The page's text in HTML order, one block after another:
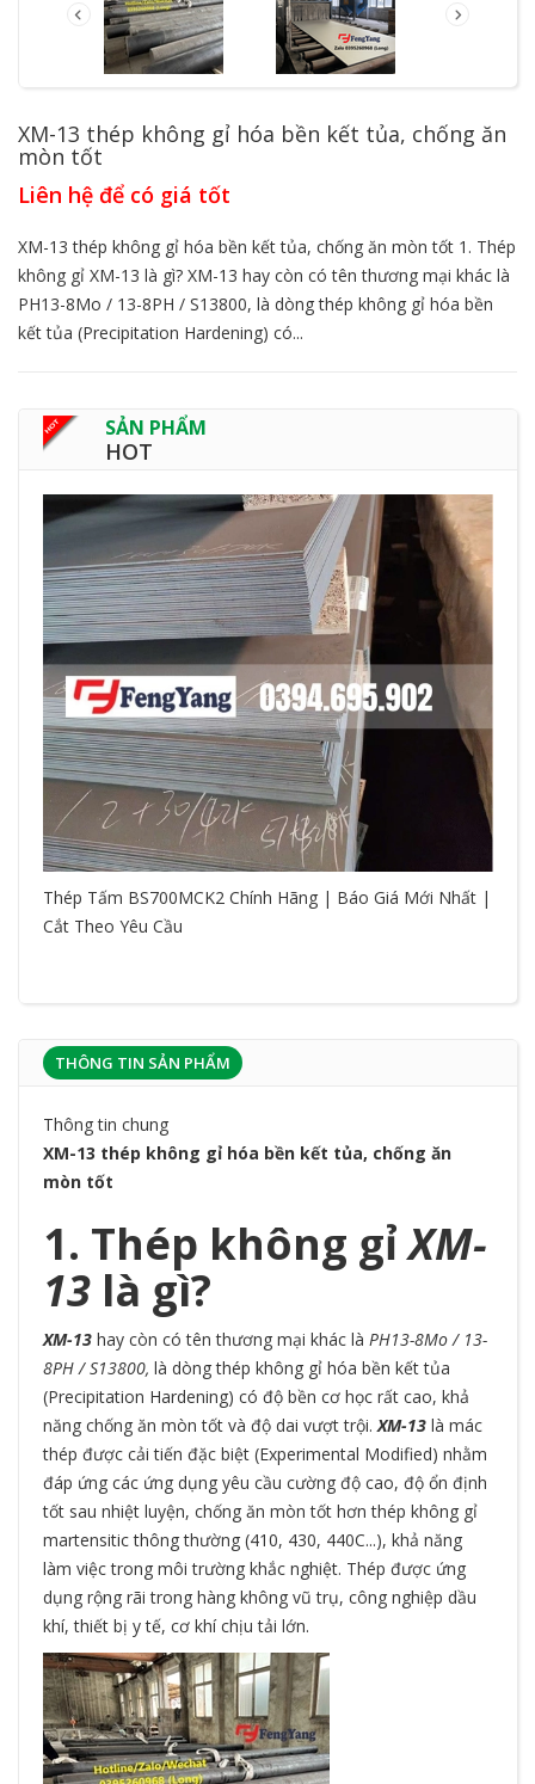
XM-13 thép không gỉ hóa bền kết tủa, chống ăn
mòn tốt
Liên hệ để có giá tốt
XM-13 thép không gỉ hóa bền kết tủa, chống ăn mòn tốt 1. Thép
không gỉ XM-13 là gì? XM-13 hay còn có tên thương mại khác là
PH13-8Mo / 13-8PH / S13800, là dòng thép không gỉ hóa bền
kết tủa (Precipitation Hardening) có...
SẢN PHẨM
HOT
Thép Tấm BS700MCK2 Chính Hãng | Báo Giá Mới Nhất |
Cắt Theo Yêu Cầu
THÔNG TIN SẢN PHẨM
Thông tin chung
XM-13 thép không gỉ hóa bền kết tủa, chống ăn
mòn tốt
1. Thép không gỉXM-
13 là gì?
XM-13 hay còn có tên thương mại khác là PH13-8Mo/ 13-
8PH / S13800, là dòng thép không gỉ hóa bền kết tủa
(Precipitation Hardening) có độ bền cơ học rất cao, khả
năng chống ăn mòn tốt và độ dai vượt trội.XM-13 là mác
thép được cải tiến đặc biệt (Experimental Modified) nhằm
đáp ứng các ứng dụng yêu cầu cường độ cao, độ ổn định
tốt sau nhiệt luyện, chống ăn mòn tốt hơn thép không gỉ
martensitic thông thường (410, 430, 440C...), khả năng
làm việc trong môi trường khắc nghiệt. Thép được ứng
dụng rộng rãi trong hàng không vũ trụ, công nghiệp dầu
khí, thiết bị y tế, cơ khí chịu tải lớn.